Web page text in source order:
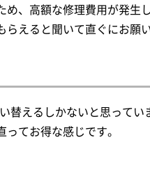
、高額な修理費用が発生
えると聞いて直ぐにお願
えるしかないと思って
てお得な感じです。